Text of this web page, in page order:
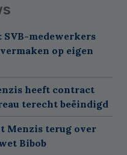
SVB-medewerkers
op eigen
heeft contract
terecht beëindigd
Menzis terug over
Bibob